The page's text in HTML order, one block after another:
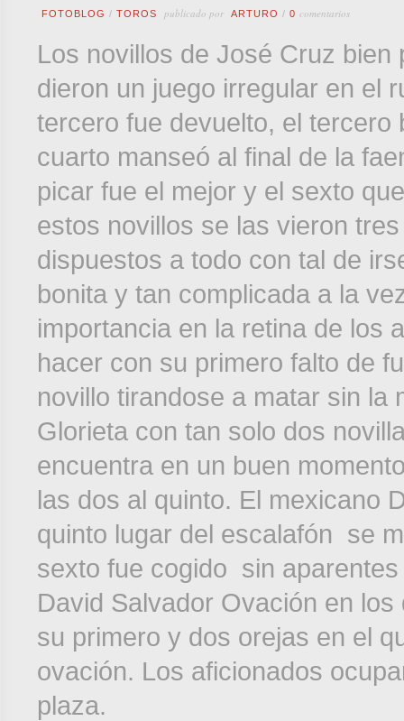
FOTOBLOG / TOROS publicado por ARTURO / 0 comentarios
Los novillos de José Cruz
dieron un juego irregular en el
tercero fue devuelto, el
cuarto manseó al final de la
picar fue el mejor y el sexto
estos novillos se las vieron
dispuestos a todo con tal de
bonita y tan complicada a la
importancia en la retina de los
hacer con su primero falto de
novillo tirandose a matar sin la
Glorieta con tan solo dos
encuentra en un buen
las dos al quinto. El mexicano
quinto lugar del escalafón se
sexto fue cogido sin
David Salvador Ovación en
su primero y dos orejas en el
ovación. Los aficionados
plaza.